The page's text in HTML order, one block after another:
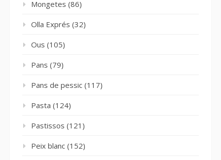
Mongetes (86)
Olla Exprés (32)
Ous (105)
Pans (79)
Pans de pessic (117)
Pasta (124)
Pastissos (121)
Peix blanc (152)